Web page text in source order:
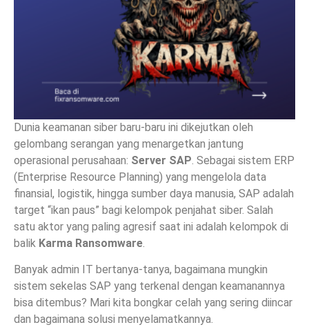
Dunia keamanan siber baru-baru ini dikejutkan oleh
gelombang serangan yang menargetkan jantung
operasional perusahaan: Server SAP. Sebagai sistem ERP
(Enterprise Resource Planning) yang mengelola data
finansial, logistik, hingga sumber daya manusia, SAP adalah
target “ikan paus” bagi kelompok penjahat siber. Salah
satu aktor yang paling agresif saat ini adalah kelompok di
balik Karma Ransomware.
Banyak admin IT bertanya-tanya, bagaimana mungkin
sistem sekelas SAP yang terkenal dengan keamanannya
bisa ditembus? Mari kita bongkar celah yang sering diincar
dan bagaimana solusi menyelamatkannya.